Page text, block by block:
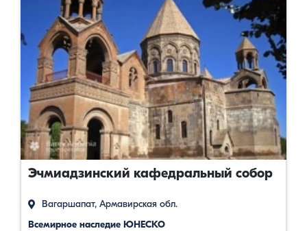
Эчмиадзинский кафедральный собор
Вагаршапат, Армавирская обл.
Всемирное наследие ЮНЕСКО